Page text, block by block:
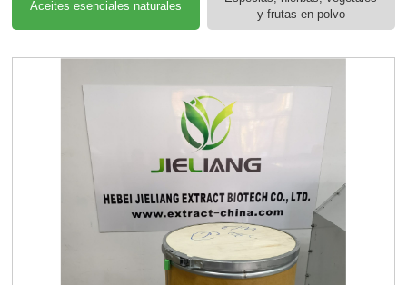
Aceites esenciales naturales
y frutas en polvo